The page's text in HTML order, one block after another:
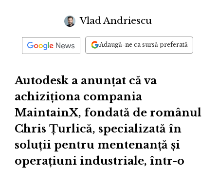
Vlad Andriescu
Adaugă-ne ca sursă preferată
Autodesk a anunțat că va
achiziționa compania
MaintainX, fondată de românul
Chris Țurlică, specializată în
soluții pentru mentenanță și
operațiuni industriale, într-o